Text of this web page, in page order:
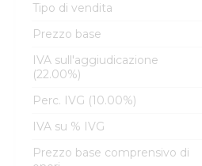
Tipo di vendita
Prezzo base
IVA sull'aggiudicazione
(22.00%)
Perc. IVG (10.00%)
IVA su % IVG
Prezzo base comprensivo di